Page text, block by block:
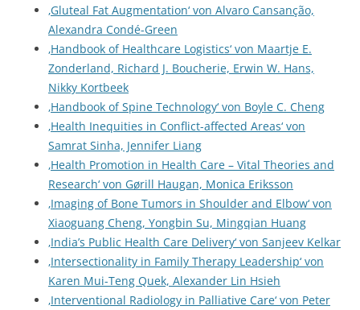
‚Gluteal Fat Augmentation‘ von Alvaro Cansanção,
Alexandra Condé-Green
‚Handbook of Healthcare Logistics‘ von Maartje E.
Zonderland, Richard J. Boucherie, Erwin W. Hans,
Nikky Kortbeek
‚Handbook of Spine Technology‘ von Boyle C. Cheng
‚Health Inequities in Conflict-affected Areas‘ von
Samrat Sinha, Jennifer Liang
‚Health Promotion in Health Care – Vital Theories and
Research‘ von Gørill Haugan, Monica Eriksson
‚Imaging of Bone Tumors in Shoulder and Elbow‘ von
Xiaoguang Cheng, Yongbin Su, Mingqian Huang
‚India’s Public Health Care Delivery‘ von Sanjeev Kelkar
‚Intersectionality in Family Therapy Leadership‘ von
Karen Mui-Teng Quek, Alexander Lin Hsieh
‚Interventional Radiology in Palliative Care‘ von Peter